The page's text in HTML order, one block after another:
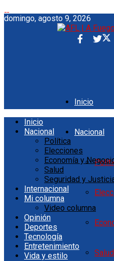
domingo, agosto 9, 2026
Inicio
Nacional
Salud
Inicio
Nacional
Política
Elecciones
Economía y
Salud
Seguridad y
Internacional
Mi columna
Video columna
Opinión
Deportes
Tecnología
Entretenimiento
Vida y estilo